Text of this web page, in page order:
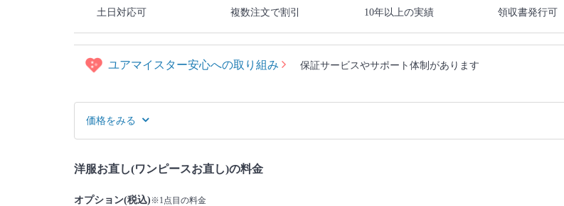
土日対応可 複数注文で割引 10年以上の実績 領収書発行可
ユアマイスター安心への取り組み 保証サービスやサポート体制があります
価格をみる
洋服お直し(ワンピースお直し)の料金
オプション(税込)※1点目の料金